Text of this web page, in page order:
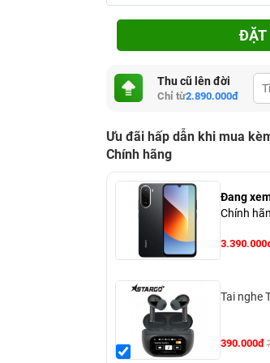
ĐẶT
Thu cũ lên đời
Chỉ từ2.890.000đ
Ưu đãi hấp dẫn khi mua
Chính hãng
Đang
Chính
Tai nghe
390.000đ